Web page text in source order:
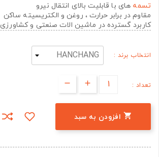
تسمه های با قابلیت بالای انتقال نیرو
مقاوم در برابر حرارت ، روغن و الکتریسیته ساکن
کاربرد گسترده در ماشین الات صنعتی و کشاورزی
انتخاب برند :
تعداد :
 افزودن به سبد